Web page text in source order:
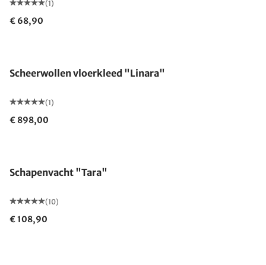
(1)
€ 68,90
Scheerwollen vloerkleed "Linara"
(1)
€ 898,00
Schapenvacht "Tara"
(10)
€ 108,90